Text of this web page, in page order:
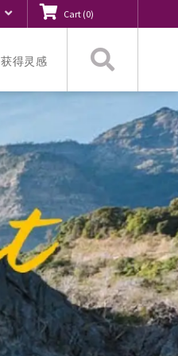
Cart (0)
获得灵感